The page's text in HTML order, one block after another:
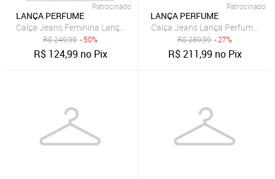
Patrocinado
LANÇA PERFUME
Calça Jeans Feminina Lança Perfume Mom Luna Azul
R$249,99 - 50%
R$ 124,99 no Pix
Patrocinado
LANÇA PERFUME
Calça Jeans Lança Perfume
R$289,99 - 27%
R$211,99 no Pix